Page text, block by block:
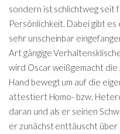
sondern ist schlichtweg seit
Persönlichkeit. Dabei gibt
sehr unscheinbar
Art gängige
wird Oscar weißgemacht
Hand bewegt um auf die
attestiert Homo- bzw.
daran und als er seinen
er zunächst enttäuscht über